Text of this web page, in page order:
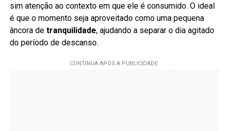
sim atenção ao contexto em que ele é consumido. O ideal
é que o momento seja aproveitado como uma pequena
âncora de tranquilidade, ajudando a separar o dia agitado
do período de descanso.